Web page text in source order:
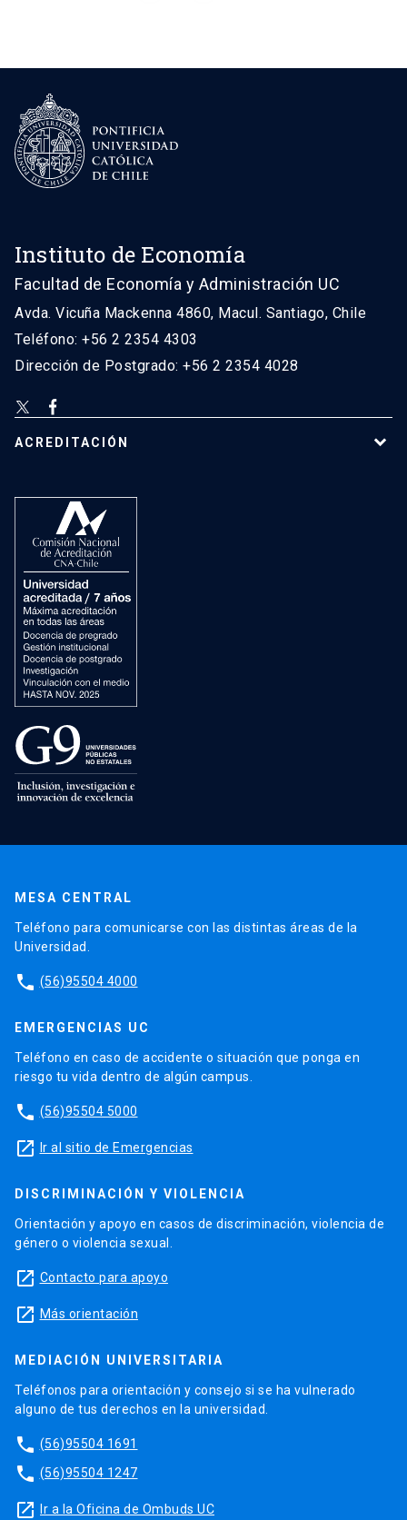
Instituto de Economía
Facultad de Economía y Administración UC
Avda. Vicuña Mackenna 4860, Macul. Santiago, Chile
Teléfono: +56 2 2354 4303
Dirección de Postgrado: +56 2 2354 4028
ACREDITACIÓN
MESA CENTRAL
Teléfono para comunicarse con las distintas áreas de la
Universidad.
phone (56)95504 4000
EMERGENCIAS UC
Teléfono en caso de accidente o situación que ponga en
riesgo tu vida dentro de algún campus.
phone (56)95504 5000
launch Ir al sitio de Emergencias
DISCRIMINACIÓN Y VIOLENCIA
Orientación y apoyo en casos de discriminación, violencia de
género o violencia sexual.
launch Contacto para apoyo
launch Más orientación
MEDIACIÓN UNIVERSITARIA
Teléfonos para orientación y consejo si se ha vulnerado
alguno de tus derechos en la universidad.
phone (56)95504 1691
phone (56)95504 1247
launch Ir a la Oficina de Ombuds UC